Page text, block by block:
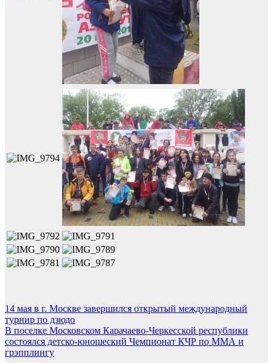
Навигация
по
записям
14 мая в г. Москве завершился открытый международный
турнир по дзюдо
В поселке Московском Карачаево-Черкесской республики
состоялся детско-юношеский Чемпионат КЧР по ММА и
грэпплингу